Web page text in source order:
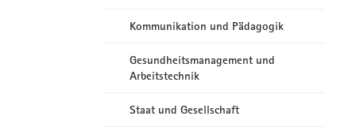
Kommunikation und Pädagogik
Gesundheitsmanagement und
Arbeitstechnik
Staat und Gesellschaft